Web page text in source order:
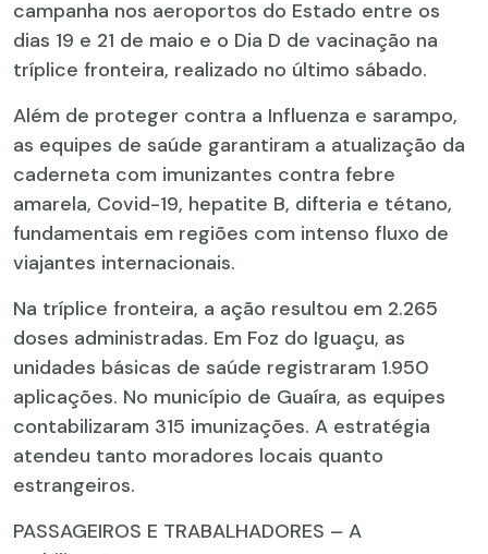
campanha nos aeroportos do Estado entre os
dias 19 e 21 de maio e o Dia D de vacinação na
tríplice fronteira, realizado no último sábado.
Além de proteger contra a Influenza e sarampo,
as equipes de saúde garantiram a atualização da
caderneta com imunizantes contra febre
amarela, Covid-19, hepatite B, difteria e tétano,
fundamentais em regiões com intenso fluxo de
viajantes internacionais.
Na tríplice fronteira, a ação resultou em 2.265
doses administradas. Em Foz do Iguaçu, as
unidades básicas de saúde registraram 1.950
aplicações. No município de Guaíra, as equipes
contabilizaram 315 imunizações. A estratégia
atendeu tanto moradores locais quanto
estrangeiros.
PASSAGEIROS E TRABALHADORES – A